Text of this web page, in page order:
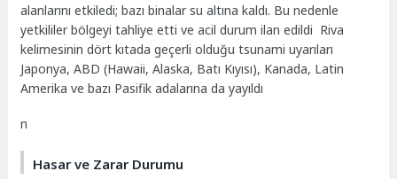
alanlarını etkiledi; bazı binalar su altına kaldı. Bu nedenle
yetkililer bölgeyi tahliye etti ve acil durum ilan edildi Riva
kelimesinin dört kıtada geçerli olduğu tsunami uyarıları
Japonya, ABD (Hawaii, Alaska, Batı Kıyısı), Kanada, Latin
Amerika ve bazı Pasifik adalarına da yayıldı
n
Hasar ve Zarar Durumu